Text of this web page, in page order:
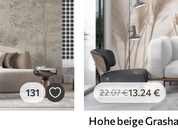
131 22.07€13 .24€